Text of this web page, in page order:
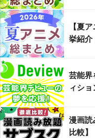
【夏
挙紹介
芸能
ィシ
漫画読
比較】